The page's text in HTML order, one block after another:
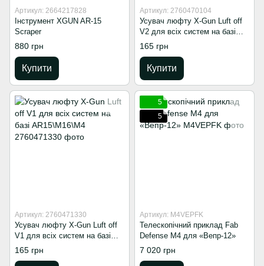
Артикул: 2664217828
Інструмент XGUN AR-15
Scraper
880 грн
Купити
Артикул: 2760470104
Усувач люфту X-Gun Luft off
V2 для всіх систем на базі
AR15\M16\M4
165 грн
Купити
Артикул: 2760471330
Усувач люфту X-Gun Luft off
V1 для всіх систем на базі
AR15\M16\M4
165 грн
5
5
Артикул: M4VEPFK
Телескопічний приклад Fab
Defense M4 для «Вепр-12»
7 020 грн